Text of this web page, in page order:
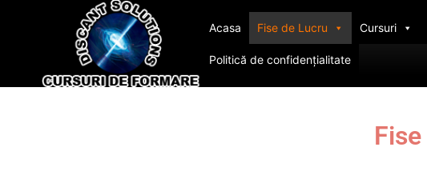
Acasa Fise de Lucru Cursuri
Politică de confidențialitate